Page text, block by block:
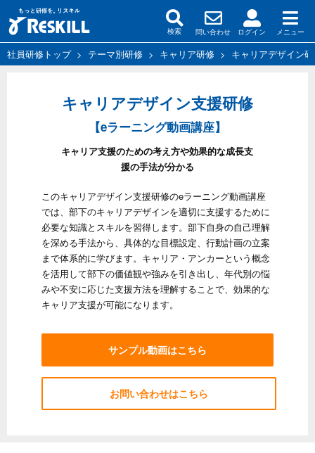
検索 問い合わせ ログイン メニュー
社員研修トップ> テーマ別研修 > キャリア研修 > キャリアデザイン
キャリアデザイン支援研修
【eラーニング動画講座】
キャリア支援のための考え方や効果的な成長支
援の手法が分かる
このキャリアデザイン支援研修のeラーニング動画講座
では、部下のキャリアデザインを適切に支援するために
必要な知識とスキルを習得します。部下自身の自己理解
を深める手法から、具体的な目標設定、行動計画の立案
まで体系的に学びます。キャリア・アンカーという概念
を活用して部下の価値観や強みを引き出し、年代別の悩
みや不安に応じた支援方法を理解することで、効果的な
キャリア支援が可能になります。
サンプル動画はこちら
お問い合わせはこちら